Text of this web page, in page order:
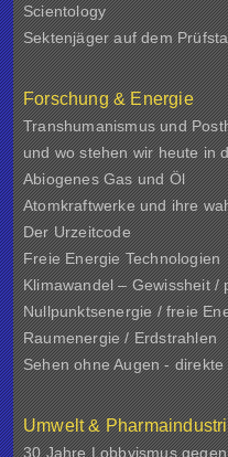
Scientology
Sektenjäger auf dem
Forschung & Energie
Transhumanismus und
und wo stehen wir heute in
Abiogenes Gas und Öl
Atomkraftwerke und ihre
Der Urzeitcode
Freie Energie Technologien
Klimawandel – Gewissheit /
Nullpunktsenergie / freie
Raumenergie / Erdstrahlen
Sehen ohne Augen -
Umwelt &
30 Jahre Lobbyismus